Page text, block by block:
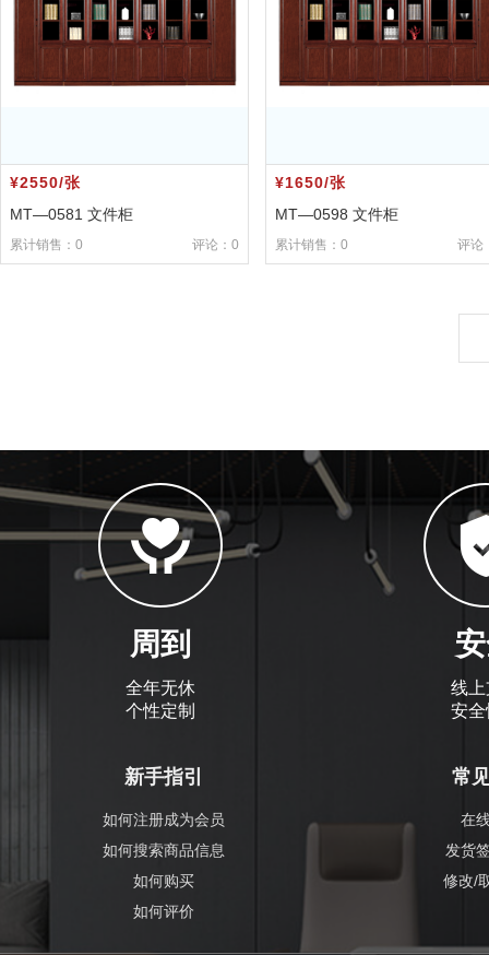
¥2550/张
MT—0581 文件柜
累计销售：0 评论：0
¥1650/张
MT—0598 文件柜
累计销售：0 评论
周到
全年无休
个性定制
线
安
新手指引
如何注册成为会员
如何搜索商品信息
如何购买
如何评价
常
在
发货
修改/